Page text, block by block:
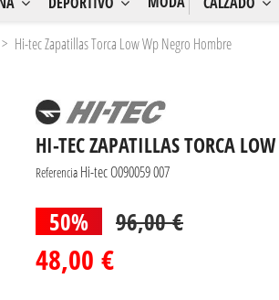
Hi-tec Zapatillas Torca Low Wp Negro Hombre
HI-TEC ZAPATILLAS TORCA
Referencia Hi-tec O090059 007
50% 96,00 €
48,00 €